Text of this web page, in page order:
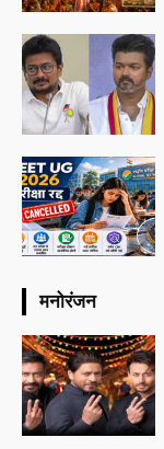
मनोरंजन